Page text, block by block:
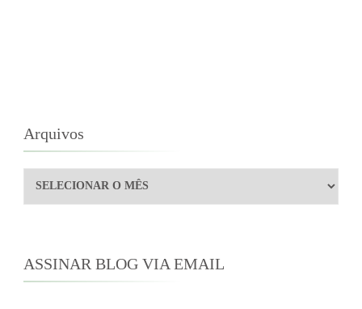
Arquivos
Arquivos
ASSINAR BLOG VIA EMAIL